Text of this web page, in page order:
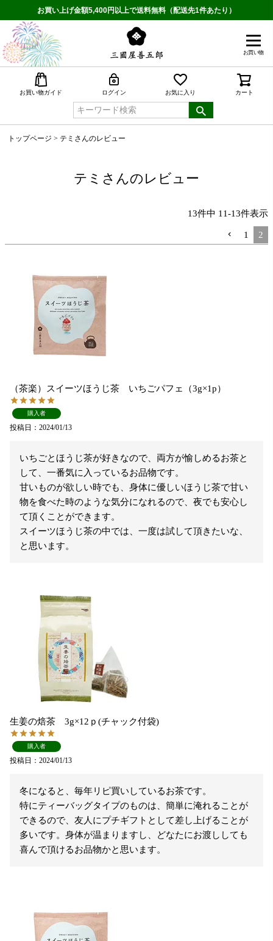
お買い上げ金額5,400円以上で送料無料（配送先1件あたり）
お買い物
お買い物ガイド ログイン お気に入り カート
トップページ テミさんのレビュー
テミさんのレビュー
13件中 11-13件表示
1 2
（茶楽）スイーツほうじ茶 いちごパフェ（3g×1p）
購入者
投稿日 2024/01/13
いちごとほうじ茶が好きなので、両方が愉しめるお茶と
して、一番気に入っているお品物です。
甘いものが欲しい時でも、身体に優しいほうじ茶で甘い
物を食べた時のような気分になれるので、夜でも安心し
て頂くことができます。
スイーツほうじ茶の中では、一度は試して頂きたいな、
と思います。
生姜の焙茶 3g×12ｐ(チャック付袋)
購入者
投稿日 2024/01/13
冬になると、毎年リピ買いしているお茶です。
特にティーバッグタイプのものは、簡単に淹れることが
できるので、友人にプチギフトとして差し上げることが
多いです。身体が温まりますし、どなたにお渡ししても
喜んで頂けるお品物かと思います。